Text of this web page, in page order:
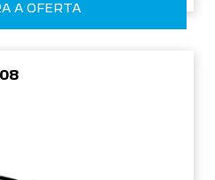
A OFERTA